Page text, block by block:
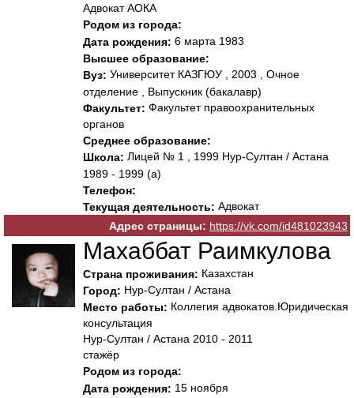
Адвокат АОКА
Родом из города:
Дата рождения: 6 марта 1983
Высшее образование:
Вуз: Университет КАЗГЮУ , 2003 , Очное
отделение , Выпускник (бакалавр)
Факультет: Факультет правоохранительных
органов
Среднее образование:
Школа: Лицей № 1 , 1999 Нур-Султан / Астана
1989 - 1999 (а)
Телефон:
Текущая деятельность: Адвокат
Адрес страницы: https://vk.com/id481023943
Махаббат Раимкулова
Страна проживания: Казахстан
Город: Нур-Султан / Астана
Место работы: Коллегия адвокатов.Юридическая
консультация
Нур-Султан / Астана 2010 - 2011
стажёр
Родом из города:
Дата рождения: 15 ноября